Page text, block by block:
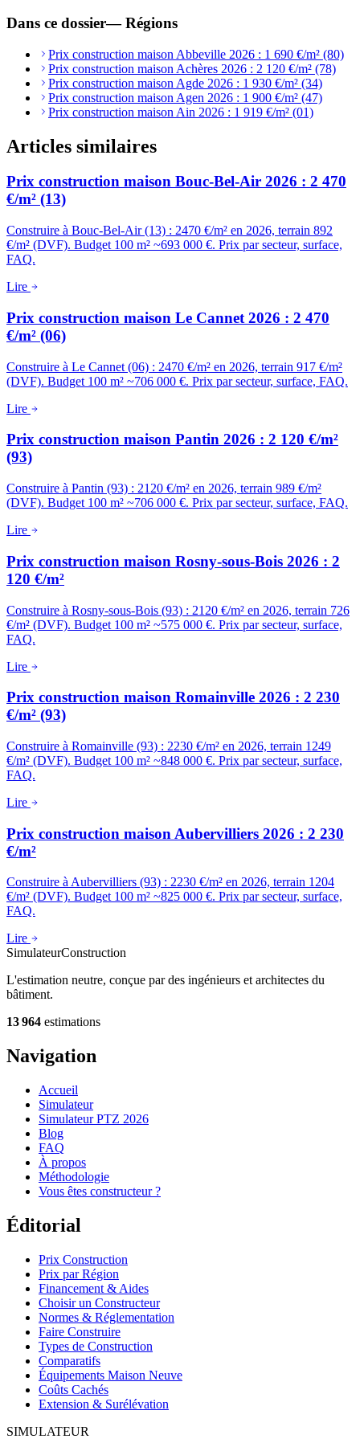
Dans ce dossier—Régions
Prix construction maison Abbeville 2026 : 1 690 €/m² (80)
Prix construction maison Achères 2026 : 2 120 €/m² (78)
Prix construction maison Agde 2026 : 1 930 €/m² (34)
Prix construction maison Agen 2026 : 1 900 €/m² (47)
Prix construction maison Ain 2026 : 1 919 €/m² (01)
Articles similaires
Prix construction maison Bouc-Bel-Air 2026 : 2 470
€/m² (13)
Construire à Bouc-Bel-Air (13) : 2470 €/m² en 2026, terrain 892
€/m² (DVF). Budget 100 m² ~693 000 €. Prix par secteur, surface,
FAQ.
Lire
Prix construction maison Le Cannet 2026 : 2 470
€/m² (06)
Construire à Le Cannet (06) : 2470 €/m² en 2026, terrain 917 €/m²
(DVF). Budget 100 m² ~706 000 €. Prix par secteur, surface, FAQ.
Lire
Prix construction maison Pantin 2026 : 2 120 €/m²
(93)
Construire à Pantin (93) : 2120 €/m² en 2026, terrain 989 €/m²
(DVF). Budget 100 m² ~706 000 €. Prix par secteur, surface, FAQ.
Lire
Prix construction maison Rosny-sous-Bois 2026 : 2
120 €/m²
Construire à Rosny-sous-Bois (93) : 2120 €/m² en 2026, terrain 726
€/m² (DVF). Budget 100 m² ~575 000 €. Prix par secteur, surface,
FAQ.
Lire
Prix construction maison Romainville 2026 : 2 230
€/m² (93)
Construire à Romainville (93) : 2230 €/m² en 2026, terrain 1249
€/m² (DVF). Budget 100 m² ~848 000 €. Prix par secteur, surface,
FAQ.
Lire
Prix construction maison Aubervilliers 2026 : 2 230
€/m²
Construire à Aubervilliers (93) : 2230 €/m² en 2026, terrain 1204
€/m² (DVF). Budget 100 m² ~825 000 €. Prix par secteur, surface,
FAQ.
Lire
SimulateurConstruction
L'estimation neutre, conçue par des ingénieurs et architectes du
bâtiment.
13 964 estimations
Navigation
Accueil
Simulateur
Simulateur PTZ 2026
Blog
FAQ
À propos
Méthodologie
Vous êtes constructeur ?
Éditorial
Prix Construction
Prix par Région
Financement & Aides
Choisir un Constructeur
Normes & Réglementation
Faire Construire
Types de Construction
Comparatifs
Équipements Maison Neuve
Coûts Cachés
Extension & Surélévation
SIMULATEUR